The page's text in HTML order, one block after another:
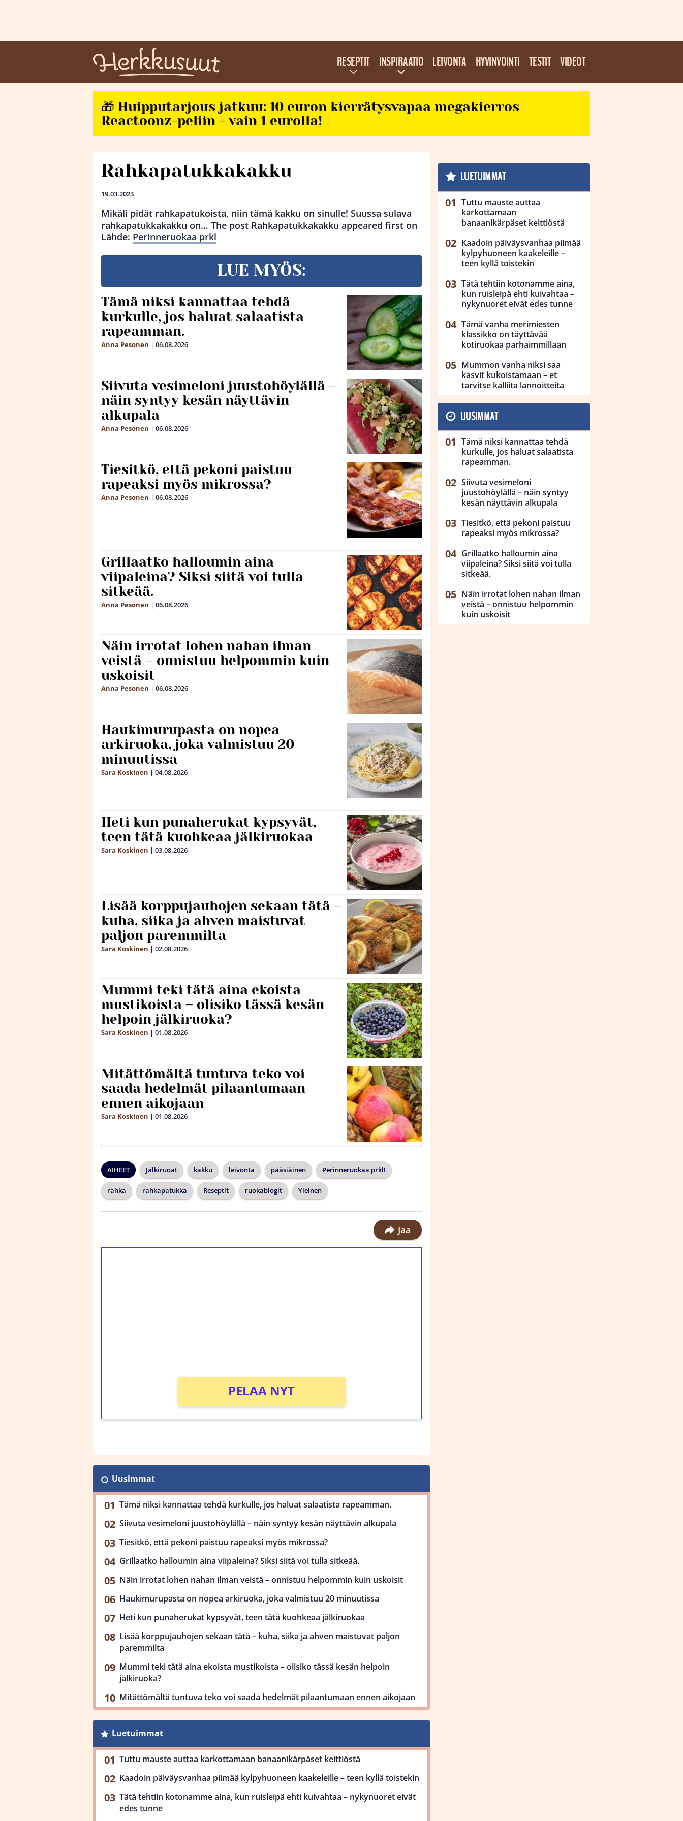
RESEPTIT INSPIRAATIO LEIVONTA HYVINVOINTI TESTIT VIDEOT
🎁 Huipputarjous jatkuu: 10 euron kierrätysvapaa megakierros
Reactoonz-peliin - vain 1 eurolla!
Rahkapatukkakakku
19.03.2023
Mikäli pidät rahkapatukoista, niin tämä kakku on sinulle! Suussa sulava
rahkapatukkakakku on… The post Rahkapatukkakakku appeared first on
Lähde: Perinneruokaa prkl
LUE MYÖS:
Tämä niksi kannattaa tehdä
kurkulle, jos haluat salaatista
rapeamman.
Anna Pesonen | 06.08.2026
Siivuta vesimeloni juustohöylällä –
näin syntyy kesän näyttävin
alkupala
Anna Pesonen | 06.08.2026
Tiesitkö, että pekoni paistuu
rapeaksi myös mikrossa?
Anna Pesonen | 06.08.2026
Grillaatko halloumin aina
viipaleina? Siksi siitä voi tulla
sitkeää.
Anna Pesonen | 06.08.2026
Näin irrotat lohen nahan ilman
veistä – onnistuu helpommin kuin
uskoisit
Anna Pesonen | 06.08.2026
Haukimurupasta on nopea
arkiruoka, joka valmistuu 20
minuutissa
Sara Koskinen | 04.08.2026
Heti kun punaherukat kypsyvät,
teen tätä kuohkeaa jälkiruokaa
Sara Koskinen | 03.08.2026
Lisää korppujauhojen sekaan tätä –
kuha, siika ja ahven maistuvat
paljon paremmilta
Sara Koskinen | 02.08.2026
Mummi teki tätä aina ekoista
mustikoista – olisiko tässä kesän
helpoin jälkiruoka?
Sara Koskinen | 01.08.2026
Mitättömältä tuntuva teko voi
saada hedelmät pilaantumaan
ennen aikojaan
Sara Koskinen | 01.08.2026
AIHEET Jälkiruoat kakku leivonta pääsiäinen Perinneruokaa prkl!
rahka rahkapatukka Reseptit ruokablogit Yleinen
Jaa
PELAA NYT
Uusimmat
Tämä niksi kannattaa tehdä kurkulle, jos haluat salaatista rapeamman.
Siivuta vesimeloni juustohöylällä – näin syntyy kesän näyttävin alkupala
Tiesitkö, että pekoni paistuu rapeaksi myös mikrossa?
Grillaatko halloumin aina viipaleina? Siksi siitä voi tulla sitkeää.
Näin irrotat lohen nahan ilman veistä – onnistuu helpommin kuin uskoisit
Haukimurupasta on nopea arkiruoka, joka valmistuu 20 minuutissa
Heti kun punaherukat kypsyvät, teen tätä kuohkeaa jälkiruokaa
Lisää korppujauhojen sekaan tätä – kuha, siika ja ahven maistuvat paljon
paremmilta
Mummi teki tätä aina ekoista mustikoista – olisiko tässä kesän helpoin
jälkiruoka?
Mitättömältä tuntuva teko voi saada hedelmät pilaantumaan ennen aikojaan
Luetuimmat
Tuttu mauste auttaa karkottamaan banaanikärpäset keittiöstä
Kaadoin päiväysvanhaa piimää kylpyhuoneen kaakeleille – teen kyllä toistekin
Tätä tehtiin kotonamme aina, kun ruisleipä ehti kuivahtaa – nykynuoret eivät
edes tunne
LUETUIMMAT
Tuttu mauste auttaa
karkottamaan
banaanikärpäset keittiöstä
Kaadoin päiväysvanhaa piimää
kylpyhuoneen kaakeleille –
teen kyllä toistekin
Tätä tehtiin kotonamme aina,
kun ruisleipä ehti kuivahtaa –
nykynuoret eivät edes tunne
Tämä vanha merimiesten
klassikko on täyttävää
kotiruokaa parhaimmillaan
Mummon vanha niksi saa
kasvit kukoistamaan – et
tarvitse kalliita lannoitteita
UUSIMMAT
Tämä niksi kannattaa tehdä
kurkulle, jos haluat salaatista
rapeamman.
Siivuta vesimeloni
juustohöylällä – näin syntyy
kesän näyttävin alkupala
Tiesitkö, että pekoni paistuu
rapeaksi myös mikrossa?
Grillaatko halloumin aina
viipaleina? Siksi siitä voi tulla
sitkeää.
Näin irrotat lohen nahan ilman
veistä – onnistuu helpommin
kuin uskoisit